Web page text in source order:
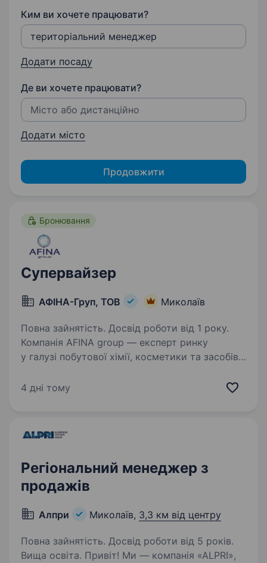
Ким ви хочете працювати?
Додати посаду
Де ви хочете працювати?
Додати місто
Продовжити
Бронювання
Супервайзер
АФІНА-Груп, ТОВ Миколаїв
Повна зайнятість. Досвід роботи від 1 року.
Компанія AFINA group — експерт ринку
у галузі побутової хімії, косметики та засобів
якісними товарами, має динамічний розвиток
4 дні тому
Регіональний менеджер з
продажів
Алпри Миколаїв, 3,3 км від центру
Повна зайнятість. Досвід роботи від 5 років.
Вища освіта. Привіт! Ми — компанія «ALPRI»,